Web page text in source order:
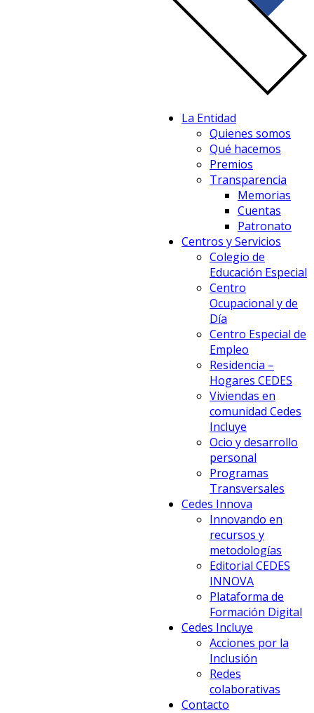
La Entidad
Quienes somos
Qué hacemos
Premios
Transparencia
Memorias
Cuentas
Patronato
Centros y Servicios
Colegio de
Educación Especial
Centro
Ocupacional y de
Día
Centro Especial de
Empleo
Residencia –
Hogares CEDES
Viviendas en
comunidad Cedes
Incluye
Ocio y desarrollo
personal
Programas
Transversales
Cedes Innova
Innovando en
recursos y
metodologías
Editorial CEDES
INNOVA
Plataforma de
Formación Digital
Cedes Incluye
Acciones por la
Inclusión
Redes
colaborativas
Contacto